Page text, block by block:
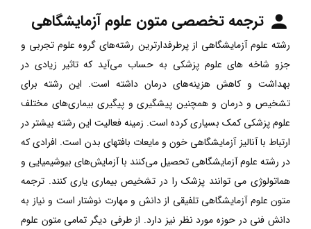
ترجمه تخصصی متون علوم آزمایشگاهی
رشته علوم آزمایشگاهی از پرطرفدارترین رشته‌های گروه علوم تجربی و
جزو شاخه های علوم پزشکی به حساب می‌آید که تاثیر زیادی در
بهداشت و کاهش هزینه‌های درمان داشته است. این رشته برای
تشخیص و درمان و همچنین پیشگیری و پیگیری بیماری‌های مختلف
علوم پزشکی کمک بسیاری کرده است. زمینه فعالیت این رشته بیشتر در
ارتباط با آنالیز آزمایشگاهی خون و مایعات بافتهای بدن است. افرادی که
در رشته علوم آزمایشگاهی تحصیل می‌کنند با آزمایش‌های بیوشیمیایی و
هماتولوژی می توانند پزشک را در تشخیص بیماری یاری کنند. ترجمه
متون علوم آزمایشگاهی تلفیقی از دانش و مهارت نوشتار است و نیاز به
دانش فنی در حوزه مورد نظر نیز دارد. از طرفی دیگر تمامی متون علوم